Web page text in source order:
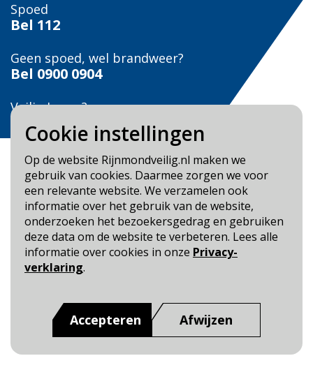
Cookie instellingen
Op de website Rijnmondveilig.nl maken we
gebruik van cookies. Daarmee zorgen we voor
een relevante website. We verzamelen ook
informatie over het gebruik van de website,
onderzoeken het bezoekersgedrag en gebruiken
deze data om de website te verbeteren. Lees alle
informatie over cookies in onze Privacy-
verklaring.
Accepteren Afwijzen
Spoed
Bel 112
Geen spoed, wel brandweer?
Bel 0900 0904
Veilig Leven?
Bel 0900-8387
Blijf op de hoogte
Cookie- en Privacybeleid
Toegankelijkheid
Rijnmond